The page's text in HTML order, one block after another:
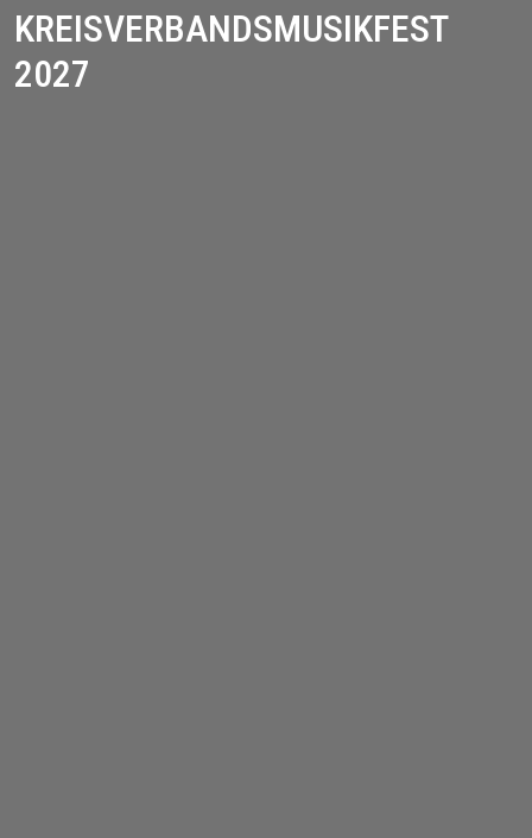
KREISVERBANDSMUSIKFEST
2027